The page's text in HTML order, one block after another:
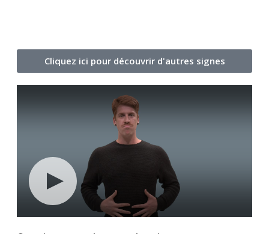
Cliquez ici pour découvrir d'autres signes